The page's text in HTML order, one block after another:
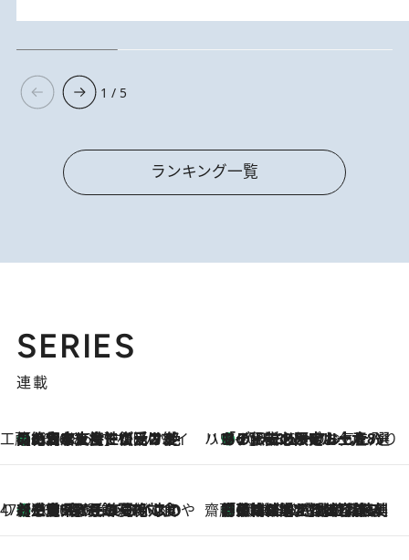
1 / 5
ランキング一覧
SERIES
連載
工藤まやのおもてなしハワイ
2026.8.6
【ハワイ土産】ローカルの絶大な支持で復活！ 絶品の幻クッキー《元ファンの日本人女性が受け継いだ名店》 ハワイ賢者 リサのお気に入りリスト2026.8.6
あの伝説の限定トートも！ リニューアルした「ディーン＆デルーカ ハワイ」で必須のお土産8選
47都道府県の手みやげ ひんやりスイーツで夏を満喫
2026.8.6
【三重県】この夏絶対食べたい 冷やしておいしいおやつ3選 お餅×アイスの新感覚スイーツ 齋藤 薫 美容脳ルネサンス
2026.8.6
「荷物が増えるほど旅ストレスは増す」美容ジャーナリストがたどり着いた最終結論。“化粧品を劇的に減らす”感動の凝縮美容とは